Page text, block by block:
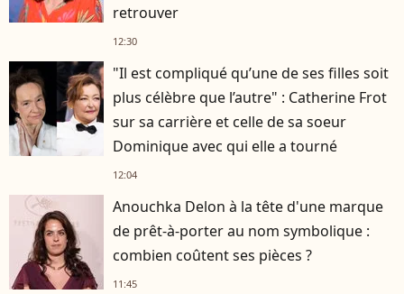
retrouver
12:30
"Il est compliqué qu’une de ses filles soit
plus célèbre que l’autre" : Catherine Frot
sur sa carrière et celle de sa soeur
Dominique avec qui elle a tourné
12:04
Anouchka Delon à la tête d'une marque
de prêt-à-porter au nom symbolique :
combien coûtent ses pièces ?
11:45